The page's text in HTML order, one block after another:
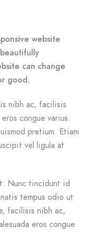
website
can change
good.
nibh ac, facilisis
congue varius.
pretium. Etiam
vel ligula at
Nunc tincidunt id
tempus odio ut
facilisis nibh ac,
eros congue